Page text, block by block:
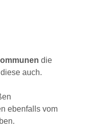
die
auch.
ebenfalls vom